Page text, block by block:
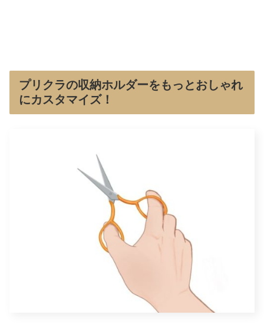
プリクラの収納ホルダーをもっとおしゃれ
にカスタマイズ！